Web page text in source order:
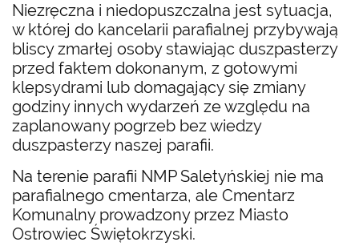
Niezręczna i niedopuszczalna jest sytuacja,
w której do kancelarii parafialnej przybywają
bliscy zmarłej osoby stawiając duszpasterzy
przed faktem dokonanym, z gotowymi
klepsydrami lub domagający się zmiany
godziny innych wydarzeń ze względu na
zaplanowany pogrzeb bez wiedzy
duszpasterzy naszej parafii.
Na terenie parafii NMP Saletyńskiej nie ma
parafialnego cmentarza, ale Cmentarz
Komunalny prowadzony przez Miasto
Ostrowiec Świętokrzyski.